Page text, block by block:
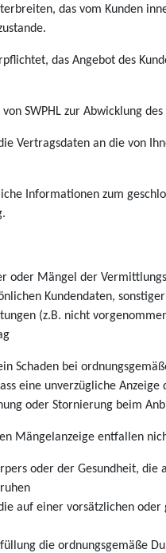
das vom Kunden
das Angebot des
SWPHL zur Abwicklung
Vertragsdaten an die von
Informationen zum
oder Mängel der
Kundendaten,
(z.B. nicht
Schaden bei
eine unverzügliche
oder Stornierung beim
Mängelanzeige entfallen
oder der Gesundheit,
auf einer vorsätzlichen
die ordnungsgemäße